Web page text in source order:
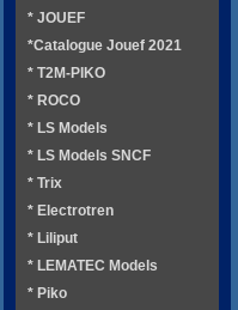
* JOUEF
*Catalogue Jouef 2021
* T2M-PIKO
* ROCO
* LS Models
* LS Models SNCF
* Trix
* Electrotren
* Liliput
* LEMATEC Models
* Piko